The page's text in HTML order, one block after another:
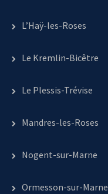
L’Haÿ-les-Roses
Le Kremlin-Bicêtre
Le Plessis-Trévise
Mandres-les-Roses
Nogent-sur-Marne
Ormesson-sur-Marne